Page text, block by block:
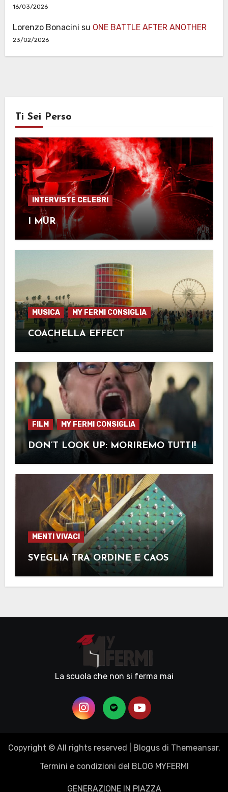
16/03/2026
Lorenzo Bonacini su ONE BATTLE AFTER ANOTHER
23/02/2026
Ti Sei Perso
INTERVISTE CELEBRI
I MÜR
MUSICA MY FERMI CONSIGLIA
COACHELLA EFFECT
FILM MY FERMI CONSIGLIA
DON’T LOOK UP: MORIREMO TUTTI!
MENTI VIVACI
SVEGLIA TRA ORDINE E CAOS
La scuola che non si ferma mai
Copyright © All rights reserved Blogusdi Themeansar.
Termini e condizioni del BLOG MYFERMI
GENERAZIONE IN PIAZZA